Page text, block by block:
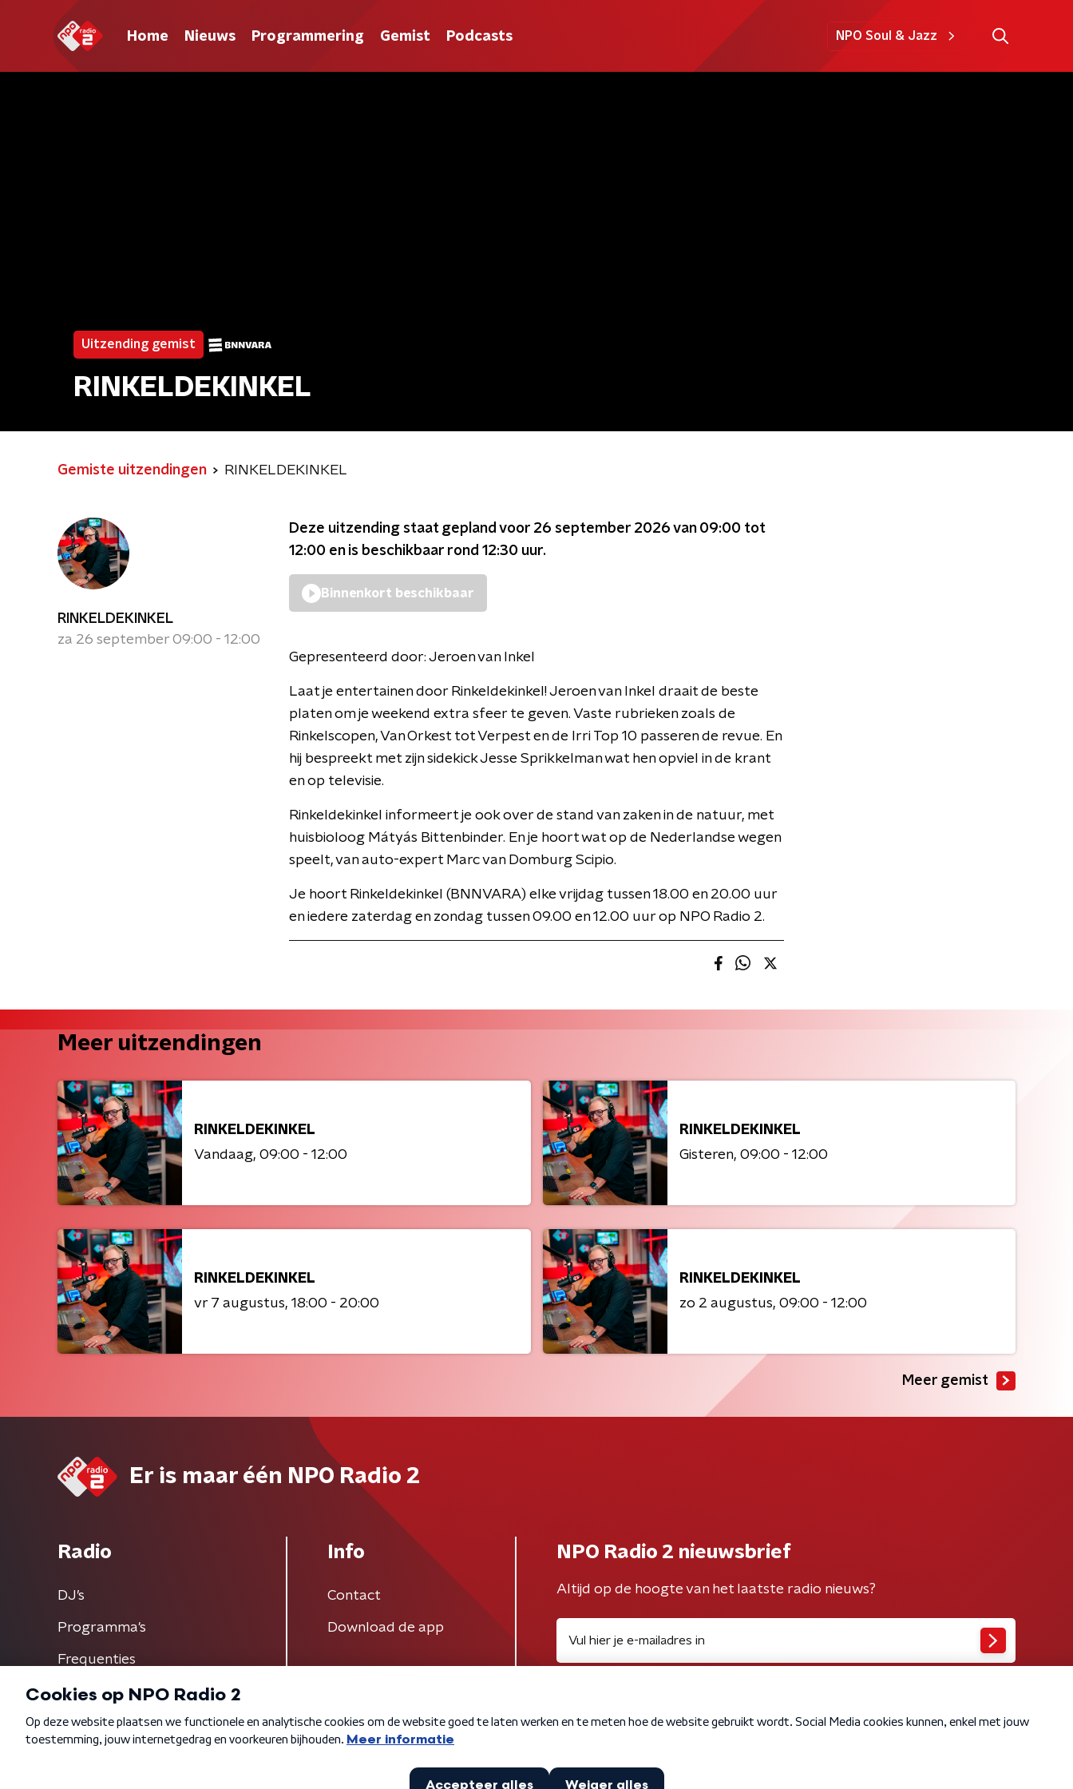
Home Nieuws Programmering Gemist Podcasts NPO Soul & Jazz
Uitzending gemist
RINKELDEKINKEL
Gemiste uitzendingen RINKELDEKINKEL
RINKELDEKINKEL
za 26 september 09:00 - 12:00
Deze uitzending staat gepland voor 26 september 2026 van 09:00 tot
12:00 en is beschikbaar rond 12:30 uur.
Binnenkort beschikbaar
Gepresenteerd door: Jeroen van Inkel
Laat je entertainen door Rinkeldekinkel! Jeroen van Inkel draait de beste
platen om je weekend extra sfeer te geven. Vaste rubrieken zoals de
Rinkelscopen, Van Orkest tot Verpest en de Irri Top 10 passeren de revue. En
hij bespreekt met zijn sidekick Jesse Sprikkelman wat hen opviel in de krant
en op televisie.
Rinkeldekinkel informeert je ook over de stand van zaken in de natuur, met
huisbioloog Mátyás Bittenbinder. En je hoort wat op de Nederlandse wegen
speelt, van auto-expert Marc van Domburg Scipio.
Je hoort Rinkeldekinkel (BNNVARA) elke vrijdag tussen 18.00 en 20.00 uur
en iedere zaterdag en zondag tussen 09.00 en 12.00 uur op NPO Radio 2.
Meer uitzendingen
RINKELDEKINKEL
Vandaag 09:00 - 12:00
RINKELDEKINKEL
Gisteren 09:00 - 12:00
RINKELDEKINKEL
vr 7 augustus 18:00 - 20:00
RINKELDEKINKEL
zo 2 augustus 09:00 - 12:00
Meer gemist
Er is maar één NPO Radio 2
Radio
DJ’s
Programma's
Frequenties
Info
Contact
Download de app
NPO Radio 2 nieuwsbrief
Altijd op de hoogte van het laatste radio nieuws?
Algemene voorwaarden Privacybeleid